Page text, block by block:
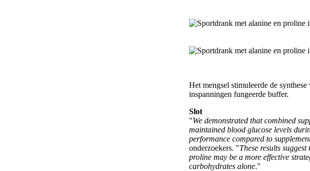
Het mengsel stimuleerde de
inspanningen fungeerde buffer.
Slot
"We demonstrated that combined
maintained blood glucose levels
performance compared to
onderzoekers. "These results
proline may be a more effective
carbohydrates alone."